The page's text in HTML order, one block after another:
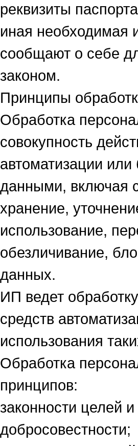
реквизиты
иная необходимая
сообщают о себе
законом.
Принципы
Обработка
совокупность
автоматизации
данными, включая
хранение,
использование,
обезличивание,
данных.
ИП ведет
средств
использования
Обработка
принципов:
законности целей
добросовестности;